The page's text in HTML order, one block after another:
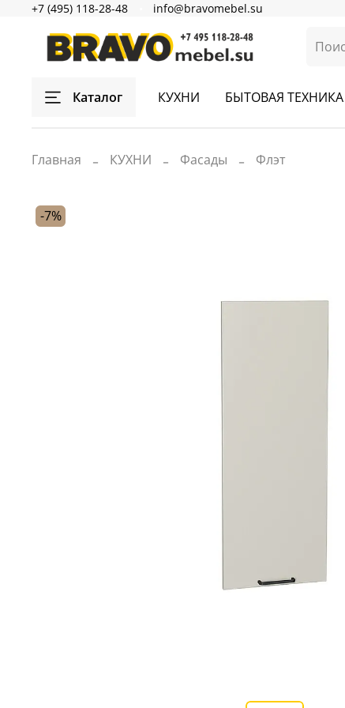
+7 (495) 118-28-48 info@bravomebel.su
Каталог КУХНИ БЫТОВАЯ ТЕХНИКА
Главная КУХНИ Фасады Флэт
-7%